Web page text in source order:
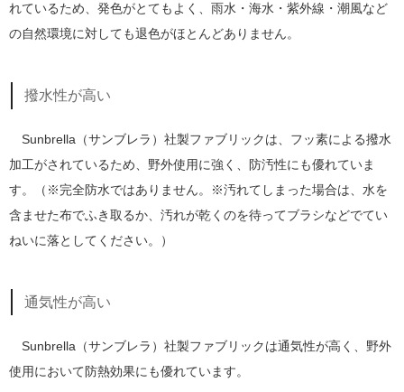
れているため、発色がとてもよく、雨水・海水・紫外線・潮風など
の自然環境に対しても退色がほとんどありません。
撥水性が高い
Sunbrella（サンブレラ）社製ファブリックは、フッ素による撥水
加工がされているため、野外使用に強く、防汚性にも優れていま
す。（※完全防水ではありません。※汚れてしまった場合は、水を
含ませた布でふき取るか、汚れが乾くのを待ってブラシなどでてい
ねいに落としてください。）
通気性が高い
Sunbrella（サンブレラ）社製ファブリックは通気性が高く、野外
使用において防熱効果にも優れています。